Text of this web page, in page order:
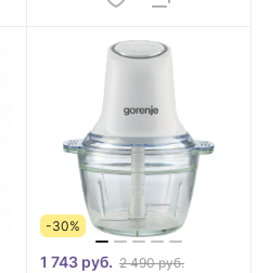
-30%
1 743 руб. 2 490 руб.